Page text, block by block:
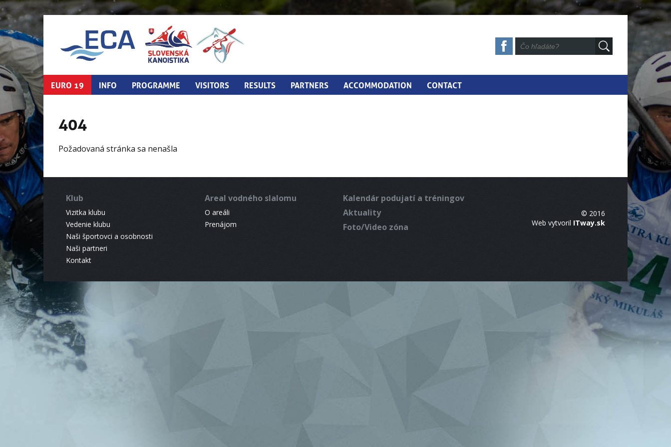
EURO 19 INFO PROGRAMME VISITORS RESULTS PARTNERS ACCOMMODATION CONTACT
404
Požadovaná stránka sa nenašla
Klub
Vizitka klubu
Vedenie klubu
Naši športovci a osobnosti
Naši partneri
Kontakt
Areal vodného slalomu
O areáli
Prenájom
Kalendár podujatí a tréningov
Aktuality
Foto/Video zóna
© 2016
Web vytvoril ITway.sk